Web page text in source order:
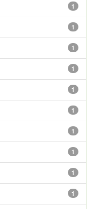
1
1
1
1
1
1
1
1
1
1